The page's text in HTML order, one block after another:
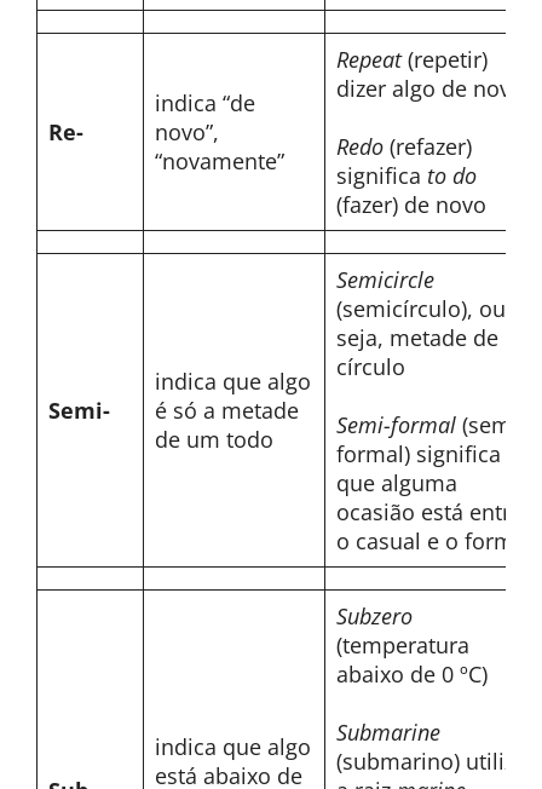
Re-
indica “de
novo”,
“novamente”
Repeat(repetir)
dizer algo de novo
Redo (refazer)
significa to do
(fazer) de novo
Semi-
indica que algo
é só a metade
de um todo
Semicircle
(semicírculo), ou
seja, metade de um
círculo
Semi-formal (semi
formal) significa
que alguma
ocasião está entre
o casual e o formal
indica que algo
está abaixo de
Subzero
(temperatura
abaixo de 0 ºC)
Submarine
(submarino) utiliza